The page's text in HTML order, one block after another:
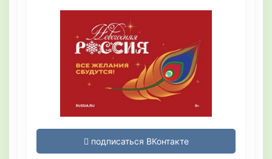
подписаться ВКонтакте